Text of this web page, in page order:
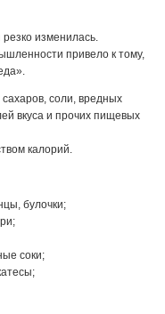
изменилась.
привело к тому,
соли, вредных
вкуса и прочих пищевых
калорий.
булочки;
соки;